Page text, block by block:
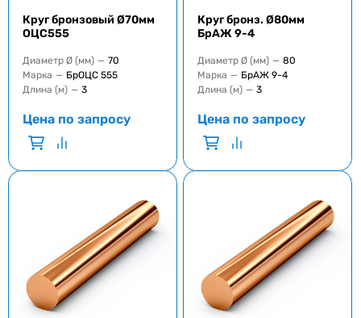
Круг бронзовый Ø70мм
ОЦС555
Диаметр Ø (мм) — 70
Марка — БрОЦС 555
Длина (м) — 3
Цена по запросу
Круг бронз. Ø80мм
БрАЖ 9-4
Диаметр Ø (мм) — 80
Марка — БрАЖ 9-4
Длина (м) — 3
Цена по запросу